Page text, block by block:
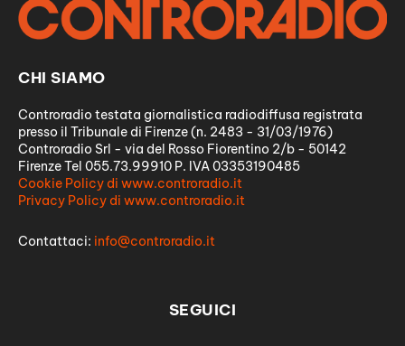
CHI SIAMO
Controradio testata giornalistica radiodiffusa registrata
presso il Tribunale di Firenze (n. 2483 - 31/03/1976)
Controradio Srl - via del Rosso Fiorentino 2/b - 50142
Firenze Tel 055.73.99910 P. IVA 03353190485
Cookie Policy di www.controradio.it
Privacy Policy di www.controradio.it
Contattaci: info@controradio.it
SEGUICI